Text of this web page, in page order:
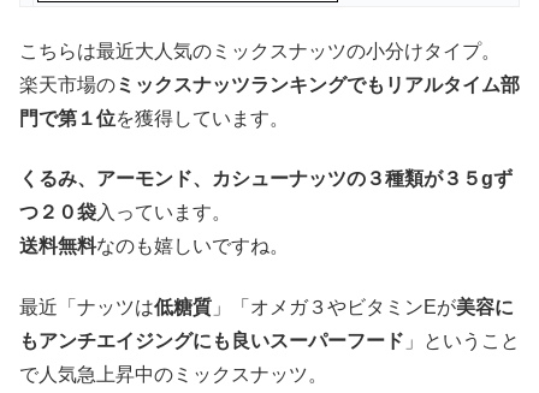
こちらは最近大人気のミックスナッツの小分けタイプ。
楽天市場のミックスナッツランキングでもリアルタイム部
門で第１位を獲得しています。
くるみ、アーモンド、カシューナッツの３種類が３５gず
つ２０袋入っています。
送料無料なのも嬉しいですね。
最近「ナッツは低糖質 」「オメガ３やビタミンEが美容に
もアンチエイジングにも良いスーパーフード 」ということ
で人気急上昇中のミックスナッツ。